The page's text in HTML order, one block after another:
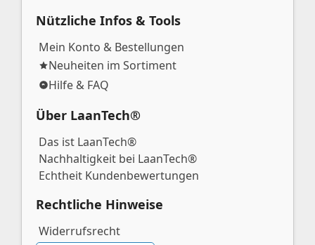
Nützliche Infos & Tools
Mein Konto & Bestellungen
Neuheiten im Sortiment
Hilfe & FAQ
Über LaanTech®
Das ist LaanTech®
Nachhaltigkeit bei LaanTech®
Echtheit Kundenbewertungen
Rechtliche Hinweise
Widerrufsrecht